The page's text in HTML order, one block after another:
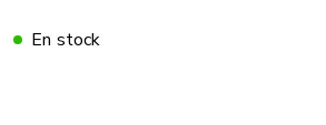
En stock